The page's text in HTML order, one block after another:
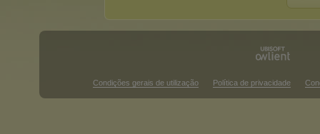
Condições gerais de utilização Política de privacidade